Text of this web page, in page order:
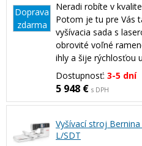
Doprava
zdarma
Neradi robíte v
Potom je tu pre Vás
vyšívacia sada s
obrovité voľné
ihly a šije rýchlosťou
Dostupnosť: 3-5 dní
5 948 € s DPH
Vyšívací stroj
L/SDT